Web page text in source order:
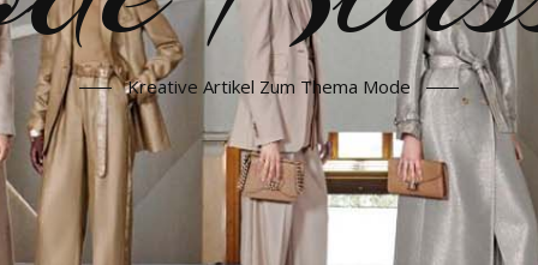
Kreative Artikel Zum Thema Mode